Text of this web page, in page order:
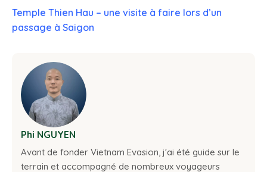
Temple Thien Hau – une visite à faire lors d’un
passage à Saigon
Phi NGUYEN
Avant de fonder Vietnam Evasion, j'ai été guide sur le
terrain et accompagné de nombreux voyageurs